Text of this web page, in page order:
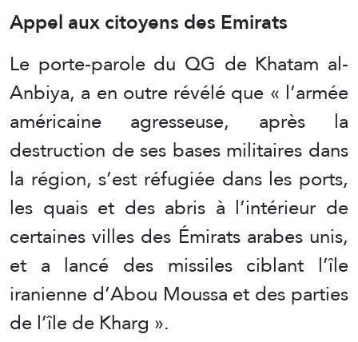
Appel aux citoyens des Emirats
Le porte-parole du QG de Khatam al-
Anbiya, a en outre révélé que « l’armée
américaine agresseuse, après la
destruction de ses bases militaires dans
la région, s’est réfugiée dans les ports,
les quais et des abris à l’intérieur de
certaines villes des Émirats arabes unis,
et a lancé des missiles ciblant l’île
iranienne d’Abou Moussa et des parties
de l’île de Kharg ».